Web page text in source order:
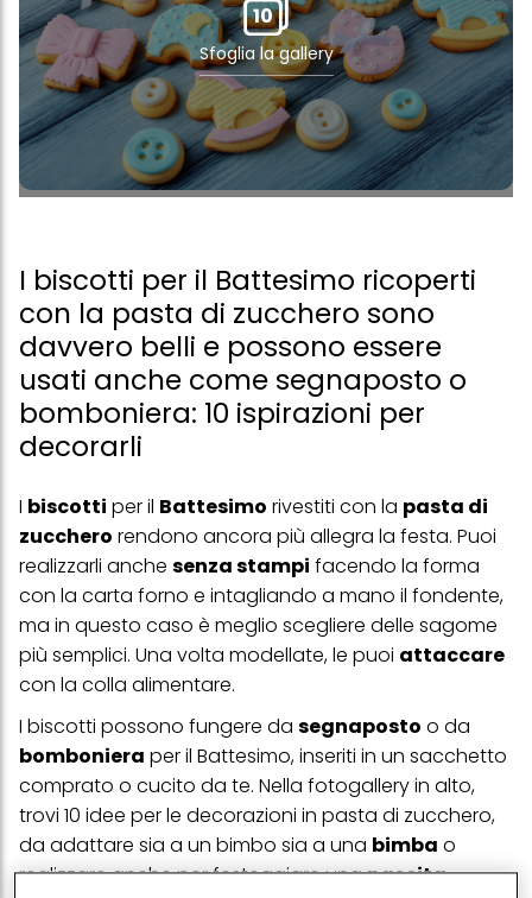
10
Sfoglia la gallery
I biscotti per il Battesimo ricoperti
con la pasta di zucchero sono
davvero belli e possono essere
usati anche come segnaposto o
bomboniera: 10 ispirazioni per
decorarli
I biscotti per il Battesimo rivestiti con la pasta di
zucchero rendono ancora più allegra la festa. Puoi
realizzarli anche senza stampi facendo la forma
con la carta forno e intagliando a mano il fondente,
ma in questo caso è meglio scegliere delle sagome
più semplici. Una volta modellate, le puoi attaccare
con la colla alimentare.
I biscotti possono fungere da segnaposto o da
bomboniera per il Battesimo, inseriti in un sacchetto
comprato o cucito da te. Nella fotogallery in alto,
trovi 10 idee per le decorazioni in pasta di zucchero,
da adattare sia a un bimbo sia a una bimba o
realizzare anche per festeggiare unanascita.